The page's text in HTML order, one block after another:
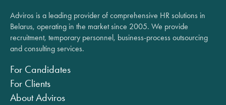
Adviros is a leading provider of comprehensive HR solutions in
Belarus, operating in the market since 2005. We provide
recruitment, temporary personnel, business-process outsourcing
and consulting services.
For Candidates
For Clients
About Adviros